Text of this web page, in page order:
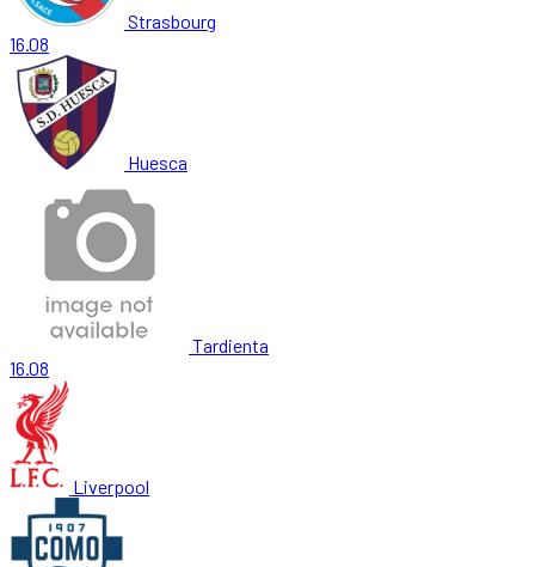
Strasbourg
16.08
Huesca
Tardienta
16.08
Liverpool